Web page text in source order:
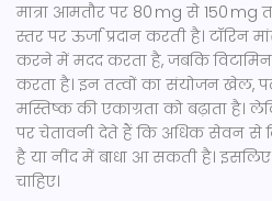
मात्रा आमतौर पर 80 mg से 150
स्तर पर ऊर्जा प्रदान करती है।
करने में मदद करता है, जबकि
करता है। इन तत्वों का संयोजन खेल,
मस्तिष्क की एकाग्रता को बढ़ाता है।
पर चेतावनी देते हैं कि अधिक सेवन से
है या नींद में बाधा आ सकती है।
चाहिए।